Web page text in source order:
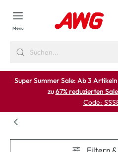
springen
Menü
Super Summer Sale: Ab 3
zu67% reduzierten
Code:
Filtern